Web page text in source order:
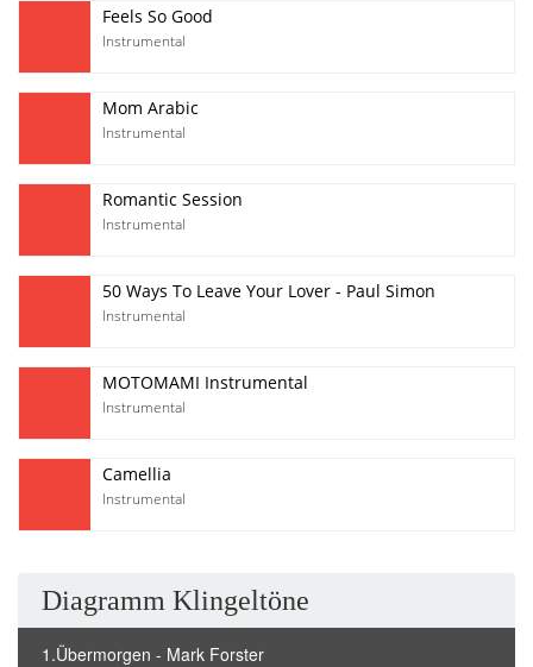
Feels So Good
Instrumental
Mom Arabic
Instrumental
Romantic Session
Instrumental
50 Ways To Leave Your Lover - Paul Simon
Instrumental
MOTOMAMI Instrumental
Instrumental
Camellia
Instrumental
Diagramm Klingeltöne
1.Übermorgen - Mark Forster